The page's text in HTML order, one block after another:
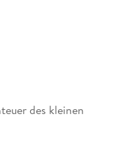
des kleinen